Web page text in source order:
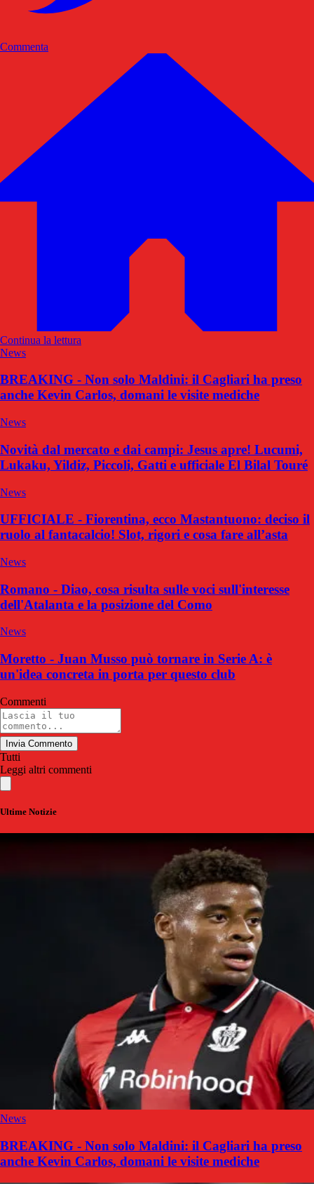
Commenta
Continua la lettura
News
BREAKING - Non solo Maldini: il Cagliari ha preso
anche Kevin Carlos, domani le visite mediche
News
Novità dal mercato e dai campi: Jesus apre! Lucumi,
Lukaku, Yildiz, Piccoli, Gatti e ufficiale El Bilal Touré
News
UFFICIALE - Fiorentina, ecco Mastantuono: deciso il
ruolo al fantacalcio! Slot, rigori e cosa fare all’asta
News
Romano - Diao, cosa risulta sulle voci sull'interesse
dell'Atalanta e la posizione del Como
News
Moretto - Juan Musso può tornare in Serie A: è
un'idea concreta in porta per questo club
Commenti
Invia Commento
Tutti
Leggi altri commenti
Ultime Notizie
News
BREAKING - Non solo Maldini: il Cagliari ha preso
anche Kevin Carlos, domani le visite mediche